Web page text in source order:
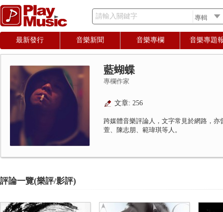
請輸入關鍵字
最新發行 音樂新聞 音樂專欄 音樂專題
藍蝴蝶
專欄作家
文章: 256
跨媒體音樂評論人，文字常見於網路，
萱、陳志朋、範瑋琪等人。
評論一覽(樂評/影評)